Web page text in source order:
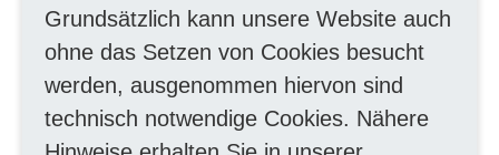
Du kannst Dich auf einen
Arbeitsvertrag nach TV-V freuen und
je nach erlangter Qualifikation und
Erfahrungsgrad kannst Du eine
Grundsätzlich kann unsere Website auch
ohne das Setzen von Cookies besucht
werden, ausgenommen hiervon sind
technisch notwendige Cookies. Nähere